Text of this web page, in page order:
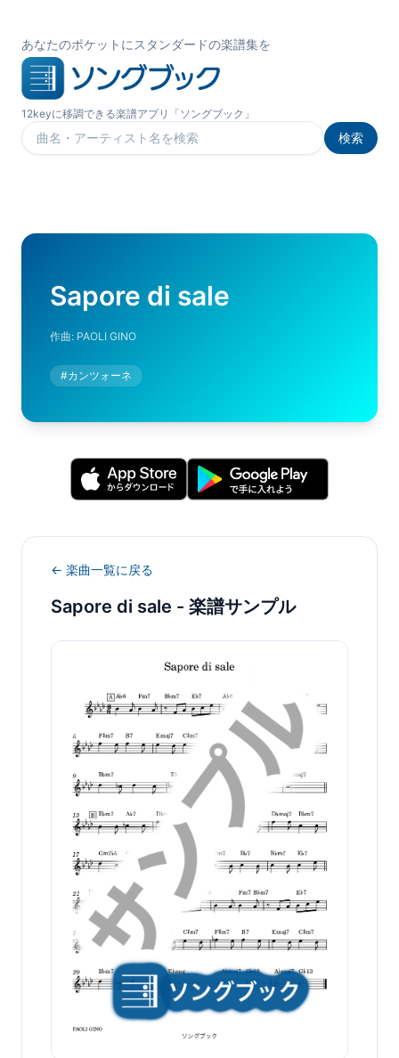
あなたのポケットにスタンダードの楽譜集を
12keyに移調できる楽譜アプリ「ソングブック」
楽曲を検索
検索
Sapore di sale
作曲: PAOLI GINO
#カンツォーネ
← 楽曲一覧に戻る
Sapore di sale - 楽譜サンプル